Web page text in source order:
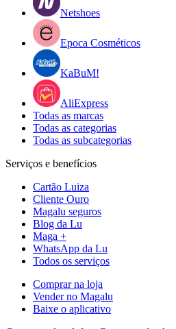
Netshoes
Epoca Cosméticos
KaBuM!
AliExpress
Todas as marcas
Todas as categorias
Todas as subcategorias
Serviços e benefícios
Cartão Luiza
Cliente Ouro
Magalu seguros
Blog da Lu
Maga +
WhatsApp da Lu
Todos os serviços
Comprar na loja
Vender no Magalu
Baixe o aplicativo